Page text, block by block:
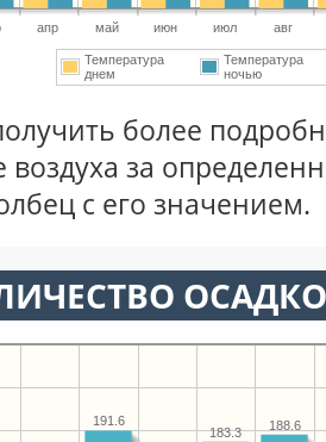
апр май июн июл авг
Температура
днем
Температура
ночью
более
воздуха за
с его значением.
188.6
183.3
191.6